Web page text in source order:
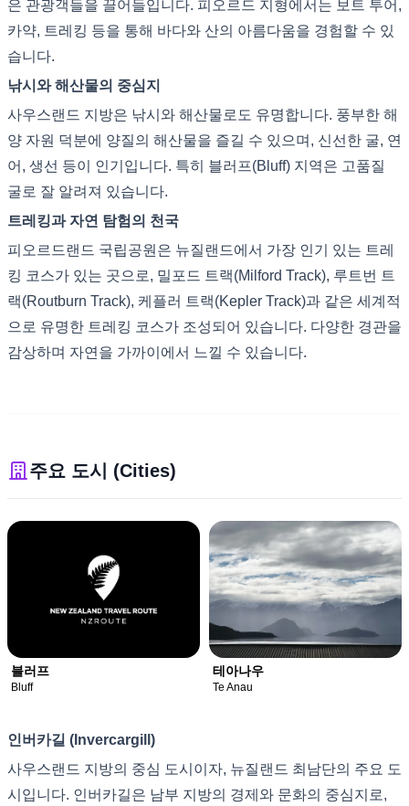
은 관광객들을 끌어들입니다. 피오르드 지형에서는 보트 투어,
카약, 트레킹 등을 통해 바다와 산의 아름다움을 경험할 수 있
습니다.
낚시와 해산물의 중심지
사우스랜드 지방은 낚시와 해산물로도 유명합니다. 풍부한 해
양 자원 덕분에 양질의 해산물을 즐길 수 있으며, 신선한 굴, 연
어, 생선 등이 인기입니다. 특히 블러프(Bluff) 지역은 고품질
굴로 잘 알려져 있습니다.
트레킹과 자연 탐험의 천국
피오르드랜드 국립공원은 뉴질랜드에서 가장 인기 있는 트레
킹 코스가 있는 곳으로, 밀포드 트랙(Milford Track), 루트번 트
랙(Routburn Track), 케플러 트랙(Kepler Track)과 같은 세계적
으로 유명한 트레킹 코스가 조성되어 있습니다. 다양한 경관을
감상하며 자연을 가까이에서 느낄 수 있습니다.
주요 도시 (Cities)
블러프
Bluff
테아나우
Te Anau
인버카길 (Invercargill)
사우스랜드 지방의 중심 도시이자, 뉴질랜드 최남단의 주요 도
시입니다. 인버카길은 남부 지방의 경제와 문화의 중심지로,